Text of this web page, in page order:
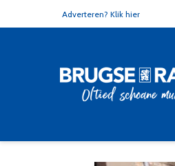
Adverteren? Klik hier